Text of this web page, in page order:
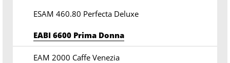
ESAM 460.80 Perfecta Deluxe
EABI 6600 Prima Donna
EAM 2000 Caffe Venezia